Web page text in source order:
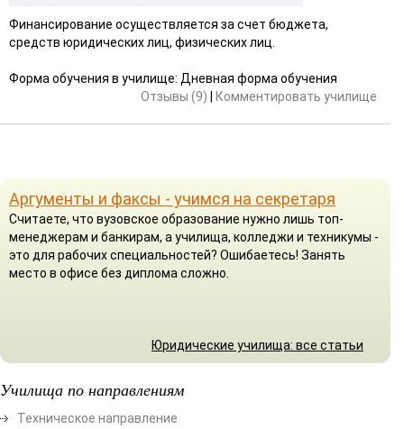
Финансирование осуществляется за счет бюджета,
средств юридических лиц, физических лиц.
Форма обучения в училище: Дневная форма обучения
Отзывы (9)
Комментировать училище
Аргументы и факсы - учимся на секретаря
Считаете, что вузовское образование нужно лишь топ-
менеджерам и банкирам, а училища, колледжи и техникумы -
это для рабочих специальностей? Ошибаетесь! Занять
место в офисе без диплома сложно.
Юридические училища: все статьи
Училища по направлениям
Техническое направление